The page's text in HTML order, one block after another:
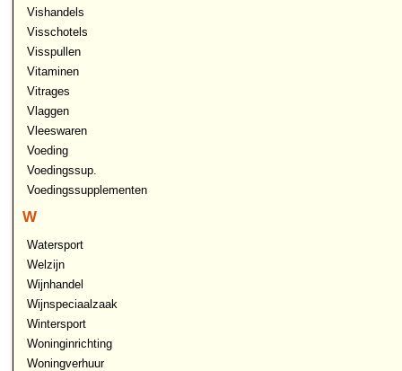
Vishandels
Visschotels
Visspullen
Vitaminen
Vitrages
Vlaggen
Vleeswaren
Voeding
Voedingssup.
Voedingssupplementen
W
Watersport
Welzijn
Wijnhandel
Wijnspeciaalzaak
Wintersport
Woninginrichting
Woningverhuur